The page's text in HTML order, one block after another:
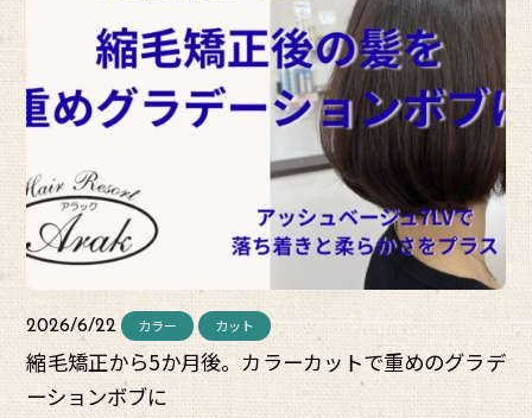
2026/6/22 カラー カット
縮毛矯正から5か月後。カラーカットで重めのグラデ
ーションボブに